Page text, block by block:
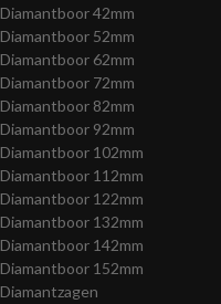
Diamantboor 42mm
Diamantboor 52mm
Diamantboor 62mm
Diamantboor 72mm
Diamantboor 82mm
Diamantboor 92mm
Diamantboor 102mm
Diamantboor 112mm
Diamantboor 122mm
Diamantboor 132mm
Diamantboor 142mm
Diamantboor 152mm
Diamantzagen